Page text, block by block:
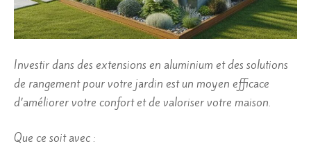
Investir dans des extensions en aluminium et des solutions
de rangement pour votre jardin est un moyen efficace
d’améliorer votre confort et de valoriser votre maison.
Que ce soit avec :